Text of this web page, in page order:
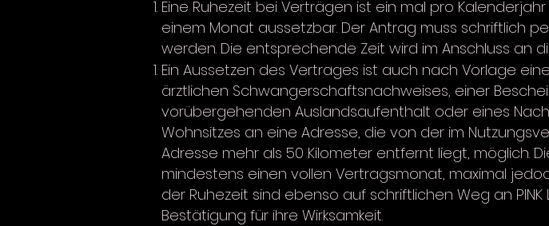
Eine Ruhezeit bei Verträgen ist ein mal pro
einem Monat aussetzbar. Der Antrag muss schriftlich
werden. Die entsprechende Zeit wird im Anschluss an
Ein Aussetzen des Vertrages ist auch nach Vorlage
ärztlichen Schwangerschaftsnachweises, einer
vorübergehenden Auslandsaufenthalt oder eines
Wohnsitzes an eine Adresse, die von der im
Adresse mehr als 50 Kilometer entfernt liegt, möglich.
mindestens einen vollen Vertragsmonat, maximal
der Ruhezeit sind ebenso auf schriftlichen Weg an
Bestätigung für ihre Wirksamkeit.